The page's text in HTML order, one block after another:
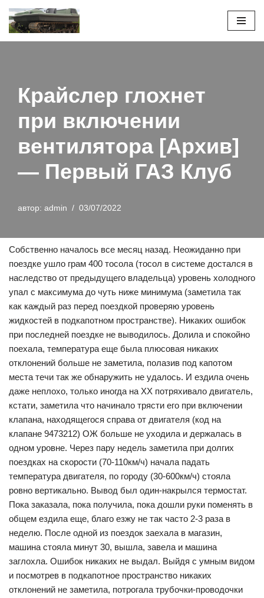
Перейти
Крайслер глохнет
при включении
вентилятора [Архив]
— Первый ГАЗ Клуб
автор: admin 03/07/2022
Собственно началось все месяц назад. Неожиданно при
поездке ушло грам 400 тосола (тосол в системе достался в
наследство от предыдущего владельца) уровень холодного
упал с максимума до чуть ниже минимума (заметила так
как каждый раз перед поездкой проверяю уровень
жидкостей в подкапотном пространстве). Никаких ошибок
при последней поездке не выводилось. Долила и спокойно
поехала, температура еще была плюсовая никаких
отклонений больше не заметила, полазив под капотом
места течи так же обнаружить не удалось. И ездила очень
даже неплохо, только иногда на ХХ потряхивало двигатель,
кстати, заметила что начинало трясти его при включении
клапана, находящегося справа от двигателя (код на
клапане 9473212) ОЖ больше не уходила и держалась в
одном уровне. Через пару недель заметила при долгих
поездках на скорости (70-110км/ч) начала падать
температура двигателя, по городу (30-600км/ч) стояла
ровно вертикально. Вывод был один-накрылся термостат.
Пока заказала, пока получила, пока дошли руки поменять в
общем ездила еще, благо езжу не так часто 2-3 раза в
неделю. После одной из поездок заехала в магазин,
машина стояла минут 30, вышла, завела и машина
заглохла. Ошибок никаких не выдал. Выйдя с умным видом
и посмотрев в подкапотное пространство никаких
отклонений не заметила, потрогала трубочки-проводочки